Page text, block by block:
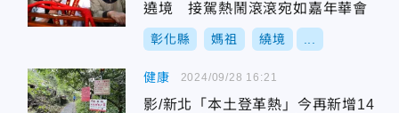
遶境 接駕熱鬧滾滾宛如嘉年華會
彰化縣 媽祖 繞境
健康
影/新北「本土登革熱」今再新增14
2024/09/28 16:21